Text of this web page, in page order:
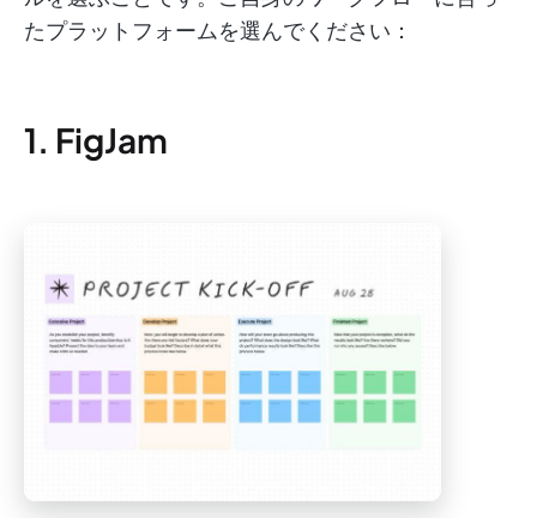
たプラットフォームを選んでください：
1. FigJam